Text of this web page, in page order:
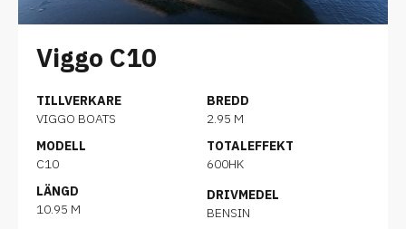
Viggo C10
TILLVERKARE
VIGGO BOATS
MODELL
C10
LÄNGD
10.95 M
BREDD
2.95 M
TOTALEFFEKT
600HK
DRIVMEDEL
BENSIN